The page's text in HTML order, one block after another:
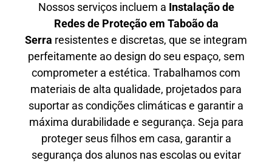
Nossos serviços incluem a Instalação de
Redes de Proteção em Taboão da
Serra resistentes e discretas, que se integram
perfeitamente ao design do seu espaço, sem
comprometer a estética. Trabalhamos com
materiais de alta qualidade, projetados para
suportar as condições climáticas e garantir a
máxima durabilidade e segurança. Seja para
proteger seus filhos em casa, garantir a
segurança dos alunos nas escolas ou evitar